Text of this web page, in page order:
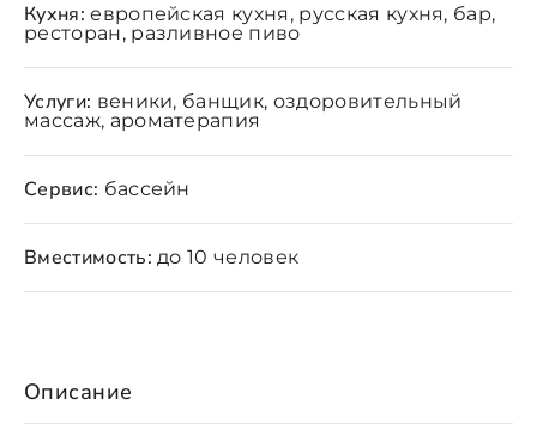
Описание
Кухня: европейская кухня, русская кухня, бар,
ресторан, разливное пиво
Услуги: веники, банщик, оздоровительный
массаж, ароматерапия
Сервис: бассейн
Вместимость: до 10 человек